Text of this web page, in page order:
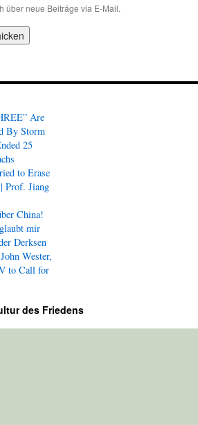
über neue Beiträge via E-Mail.
Are
By Storm
25
to Erase
Prof. Jiang
China!
mir
Derksen
Wester,
to Call for
des Friedens